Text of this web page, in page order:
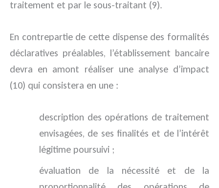
traitement et par le sous-traitant (9).
En contrepartie de cette dispense des formalités
déclaratives préalables, l’établissement bancaire
devra en amont réaliser une analyse d’impact
(10) qui consistera en une :
description des opérations de traitement
envisagées, de ses finalités et de l’intérêt
légitime poursuivi ;
évaluation de la nécessité et de la